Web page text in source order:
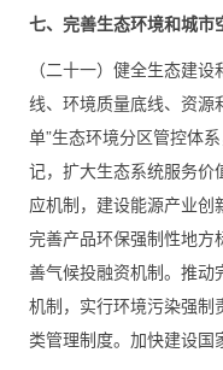
七、完善生态环境和城市
（二十一）健全生态建
线、环境质量底线、资源
单”生态环境分区管控体
记，扩大生态系统服务价
应机制，建设能源产业
完善产品环保强制性地方
善气候投融资机制。推动
机制，实行环境污染强制
类管理制度。加快建设国